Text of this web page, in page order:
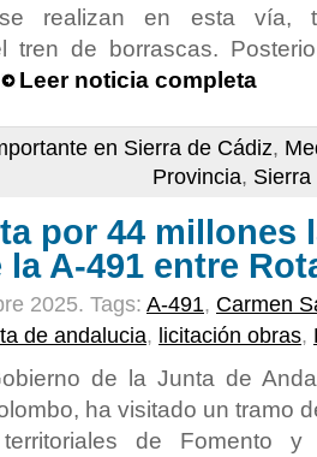
realizan en esta vía,
tren de borrascas.
Leer noticia completa
en Sierra de Cádiz,
Provincia, Sierra
por 44 millones
A-491 entre
2025. Tags: A-491, Carmen
de andalucia, licitación obras,
de la Junta de
ha visitado un tramo
de Fomento y